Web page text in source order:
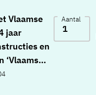
kinderen
10
18-80
jaar , 10
Vlaamse
jaar
en
‘Vlaamse
Aantal